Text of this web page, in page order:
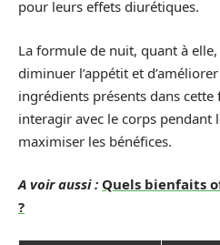
pour leurs effets diurétiques.
La formule de nuit, quant à
diminuer l’appétit et
ingrédients présents dans
interagir avec le corps pendant
maximiser les bénéfices.
A voir aussi : Quels bienfaits
?